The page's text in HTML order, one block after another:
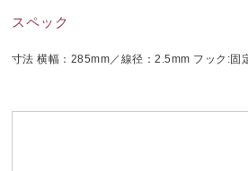
スペック
寸法 横幅：285mm／線径：2.5mm フック:固